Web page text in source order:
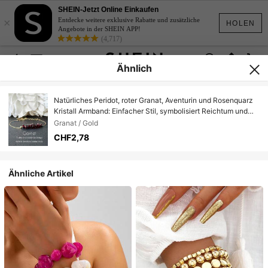
HOLEN
×
SHEIN-Jetzt Online Einkaufen
Entdecke weitere exklusive Rabatte und zusätzliche
Angebote in der SHEIN APP!
(4,717)
Ähnlich
Natürliches Peridot, roter Granat, Aventurin und Rosenquarz
Kristall Armband: Einfacher Stil, symbolisiert Reichtum und
Glück. August Geburtsstein Schmuck (Natürliche Steinfarbe
und Form können variieren)
Granat / Gold
CHF2,78
Ähnliche Artikel